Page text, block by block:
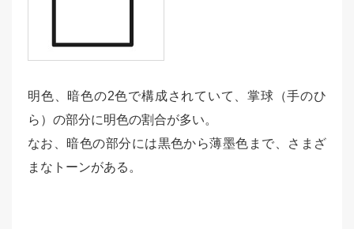
明色、暗色の2色で構成されていて、掌球（手のひ
ら）の部分に明色の割合が多い。
なお、暗色の部分には黒色から薄墨色まで、さまざ
まなトーンがある。